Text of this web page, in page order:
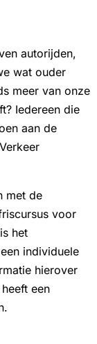
autorijden,
wat ouder
meer van onze
Iedereen die
aan de
met de
voor
het
individuele
hierover
een